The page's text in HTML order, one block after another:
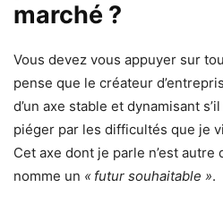
marché ?
Vous devez vous appuyer sur
pense que le créateur
d’un axe stable et dynamisant
piéger par les difficultés que je
Cet axe dont je parle n’est
nomme un « futur souhaitable ».